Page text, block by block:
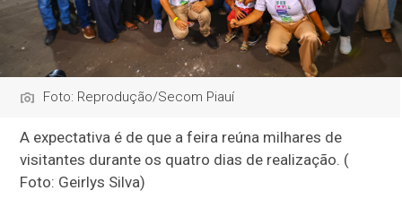
Foto: Reprodução/Secom Piauí
A expectativa é de que a feira reúna milhares de
visitantes durante os quatro dias de realização. (
Foto: Geirlys Silva)